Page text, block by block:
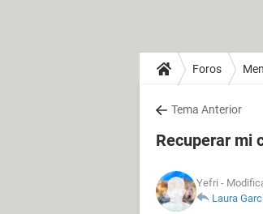
Foros
Tema Anterior
Recuperar mi
Yefri -
Laura